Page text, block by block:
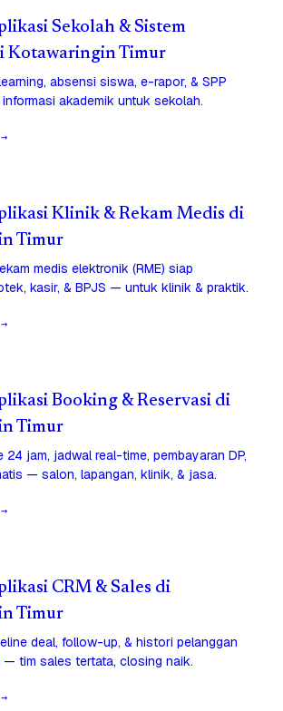
Sekolah & Sistem
Kotawaringin Timur
absensi siswa, e-rapor, & SPP
akademik untuk sekolah.
Klinik & Rekam Medis di
Timur
medis elektronik (RME) siap
kasir, & BPJS — untuk klinik & praktik.
Booking & Reservasi di
Timur
24 jam, jadwal real-time, pembayaran DP,
— salon, lapangan, klinik, & jasa.
CRM & Sales di
Timur
deal, follow-up, & histori pelanggan
— tim sales tertata, closing naik.